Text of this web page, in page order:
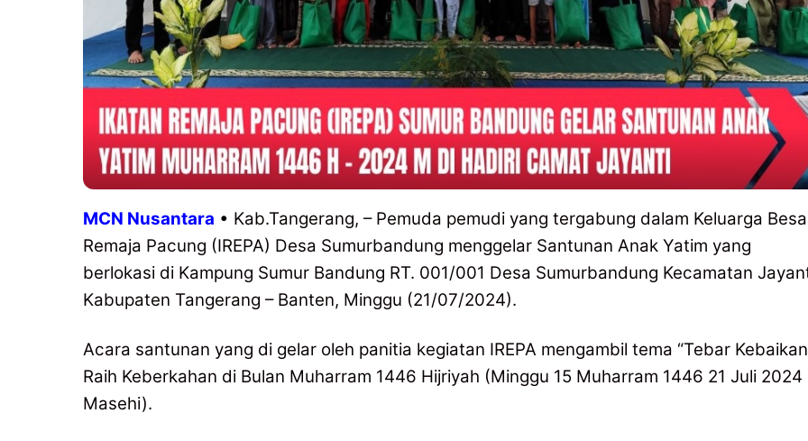
MCN Nusantara • Kab.Tangerang, – Pemuda pemudi yang tergabung dalam Keluarga
Remaja Pacung (IREPA) Desa Sumurbandung menggelar Santunan Anak Yatim yang
berlokasi di Kampung Sumur Bandung RT. 001/001 Desa Sumurbandung Kecamatan
Kabupaten Tangerang – Banten, Minggu (21/07/2024).
Acara santunan yang di gelar oleh panitia kegiatan IREPA mengambil tema “Tebar
Raih Keberkahan di Bulan Muharram 1446 Hijriyah (Minggu 15 Muharram 1446 21 Juli 2024
Masehi).